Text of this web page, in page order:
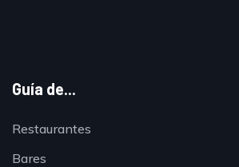
Guía de...
Restaurantes
Bares